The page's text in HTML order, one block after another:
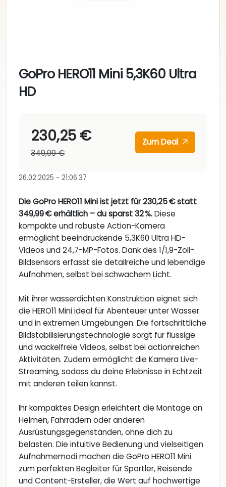
GoPro HERO11 Mini 5,3K60 Ultra
HD
230,25 €
349,99 €
Zum Deal
26.02.2025 - 21:06:37
Die GoPro HERO11 Mini ist jetzt für 230,25 € statt
349,99 € erhältlich – du sparst 32 %.Diese
kompakte und robuste Action-Kamera
ermöglicht beeindruckende 5,3K60 Ultra HD-
Videos und 24,7-MP-Fotos. Dank des 1/1,9-Zoll-
Bildsensors erfasst sie detailreiche und lebendige
Aufnahmen, selbst bei schwachem Licht.
Mit ihrer wasserdichten Konstruktion eignet sich
die HERO11 Mini ideal für Abenteuer unter Wasser
und in extremen Umgebungen. Die fortschrittliche
Bildstabilisierungstechnologie sorgt für flüssige
und wackelfreie Videos, selbst bei actionreichen
Aktivitäten. Zudem ermöglicht die Kamera Live-
Streaming, sodass du deine Erlebnisse in Echtzeit
mit anderen teilen kannst.
Ihr kompaktes Design erleichtert die Montage an
Helmen, Fahrrädern oder anderen
Ausrüstungsgegenständen, ohne dich zu
belasten. Die intuitive Bedienung und vielseitigen
Aufnahmemodi machen die GoPro HERO11 Mini
zum perfekten Begleiter für Sportler, Reisende
und Content-Ersteller, die Wert auf hochwertige